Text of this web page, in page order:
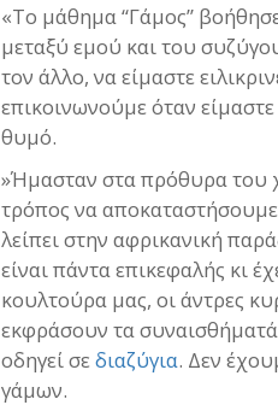
«Το μάθημα “Γάμος”
μεταξύ εμού και του
τον άλλο, να είμαστε
επικοινωνούμε όταν
θυμό.
»Ήμασταν στα πρόθυρα του
τρόπος να
λείπει στην αφρικανική
είναι πάντα επικεφαλής κι
κουλτούρα μας, οι άντρες
εκφράσουν τα συναισθήματά
οδηγεί σε διαζύγια. Δεν
γάμων.